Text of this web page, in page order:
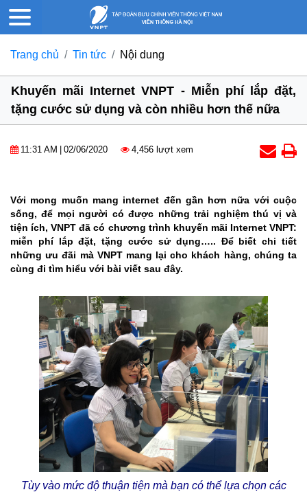
Trang chủ Tin tức Nội dung
Khuyến mãi Internet VNPT - Miễn phí lắp đặt,
tặng cước sử dụng và còn nhiều hơn thế nữa
11:31 AM 02/06/2020 4,456 lượt xem
Với mong muốn mang internet đến gần hơn nữa với cuộc
sống, để mọi người có được những trải nghiệm thú vị và
tiện ích, VNPT đã có chương trình khuyến mãi Internet VNPT:
miễn phí lắp đặt, tặng cước sử dụng….. Để biết chi tiết
những ưu đãi mà VNPT mang lại cho khách hàng, chúng ta
cùng đi tìm hiểu với bài viết sau đây.
Tùy vào mức độ thuận tiện mà bạn có thể lựa chọn các